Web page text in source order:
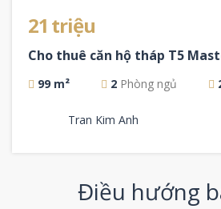
21 triệu
Cho thuê căn hộ tháp T5
99 m² 2 Phòng ngủ
Tran Kim Anh
Điều hướng